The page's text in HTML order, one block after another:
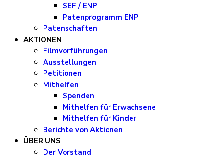
SEF / ENP
Patenprogramm ENP
Patenschaften
AKTIONEN
Filmvorführungen
Ausstellungen
Petitionen
Mithelfen
Spenden
Mithelfen für Erwachsene
Mithelfen für Kinder
Berichte von Aktionen
ÜBER UNS
Der Vorstand